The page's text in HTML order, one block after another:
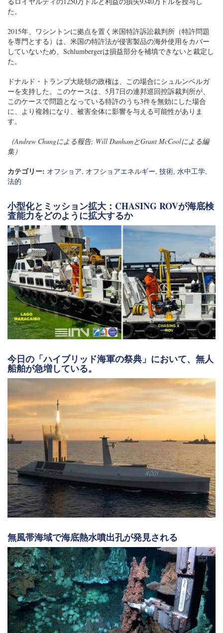
た。
2015年、ワシントンに拠点を置く米国特許訴訟裁判所（特許問題
を専門とする）は、米国の特許法が侵害製品の海外使用をカバー
していないため、Schlumbergerは損益部分を補填できないと裁定し
た。
ドナルド・トランプ大統領の政権は、この場合にシュルンベルガ
ーを支持した。このケースは、5月7日の連邦巡回控訴裁判所が、
このケースで問題となっている特許のうち3件を無効にした場合
に、より複雑になり、被害全体に影響を与える可能性がありま
す。
（Andrew Chungによる報告; Will DunhamとGrant McCoolによる編
集）
カテゴリー: オフショア, オフショアエネルギー, 技術, 水中工学,
法的
小型化とミッション拡大：CHASING ROVが海底検
査能力をどのように拡大するか
今日の「ハイブリッド海軍の祭典」において、無人
船舶が急増している。
無風帯海域で海底熱水噴出孔が発見される